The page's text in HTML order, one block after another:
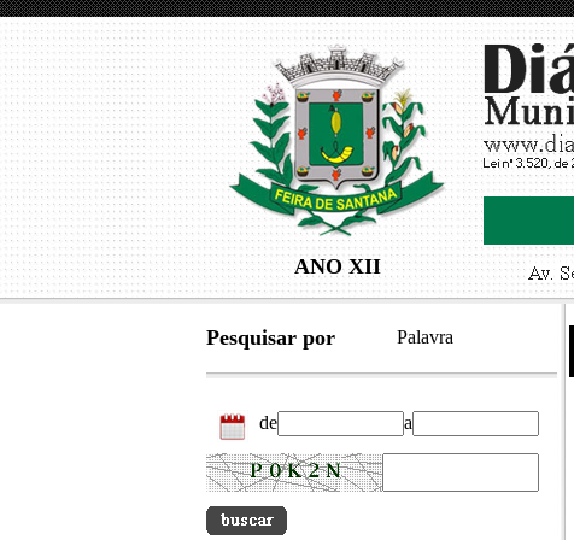
ANO XII
Pesquisar por Palavra
de a